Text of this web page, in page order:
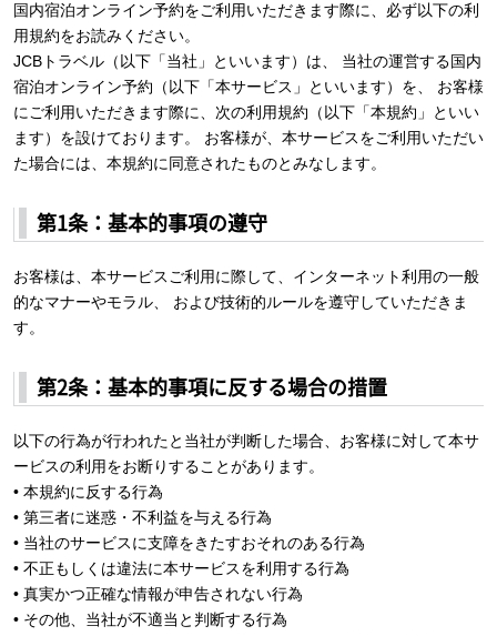
国内宿泊オンライン予約をご利用いただきます際に、必ず以下の利
用規約をお読みください。
JCBトラベル（以下「当社」といいます）は、 当社の運営する国内
宿泊オンライン予約（以下「本サービス」といいます）を、 お客様
にご利用いただきます際に、次の利用規約（以下「本規約」といい
ます）を設けております。 お客様が、本サービスをご利用いただい
た場合には、本規約に同意されたものとみなします。
第1条：基本的事項の遵守
お客様は、本サービスご利用に際して、インターネット利用の一般
的なマナーやモラル、 および技術的ルールを遵守していただきま
す。
第2条：基本的事項に反する場合の措置
以下の行為が行われたと当社が判断した場合、お客様に対して本サ
ービスの利用をお断りすることがあります。
• 本規約に反する行為
• 第三者に迷惑・不利益を与える行為
• 当社のサービスに支障をきたすおそれのある行為
• 不正もしくは違法に本サービスを利用する行為
• 真実かつ正確な情報が申告されない行為
• その他、当社が不適当と判断する行為